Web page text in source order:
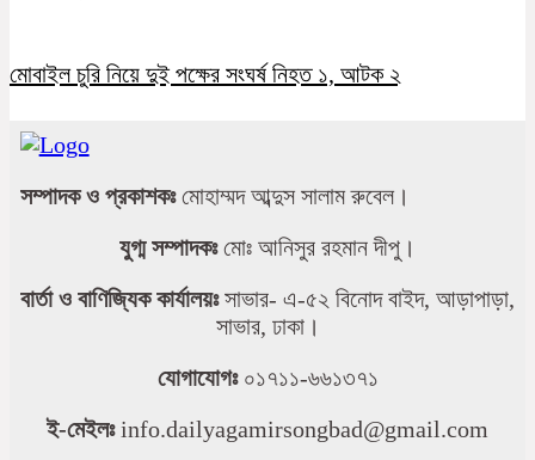
মোবাইল চুরি নিয়ে দুই পক্ষের সংঘর্ষ নিহত ১, আটক ২
সম্পাদক ও প্রকাশকঃমোহাম্মদ আব্দুস সালাম রুবেল।
যুগ্ম সম্পাদকঃমোঃ আনিসুর রহমান দীপু।
বার্তা ও বাণিজ্যিক কার্যালয়ঃসাভার- এ-৫২ বিনোদ বাইদ, আড়াপাড়া,
সাভার, ঢাকা।
যোগাযোগঃ০১৭১১-৬৬১৩৭১
ই-মেইলঃinfo.dailyagamirsongbad@gmail.com